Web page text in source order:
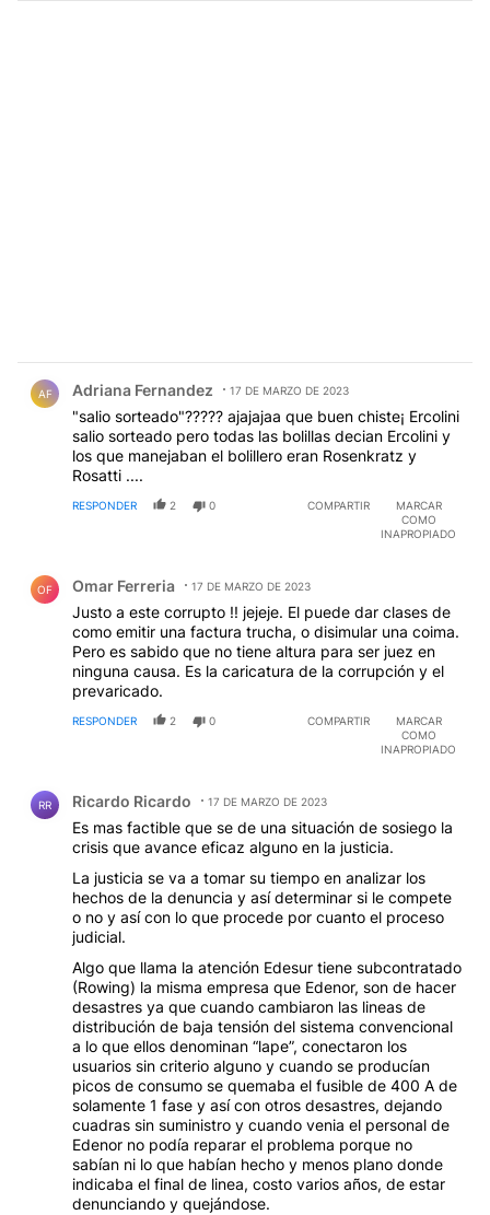
AF Adriana Fernandez 17 DE MARZO DE 2023
"salio sorteado"????? ajajajaa que buen chiste¡ Ercolini
salio sorteado pero todas las bolillas decian Ercolini y
los que manejaban el bolillero eran Rosenkratz y
Rosatti ....
RESPONDER 2 0 COMPARTIR
MARCAR
COMO
INAPROPIADO
OF Omar Ferreria 17 DE MARZO DE 2023
Justo a este corrupto !! jejeje. El puede dar clases de
como emitir una factura trucha, o disimular una coima.
Pero es sabido que no tiene altura para ser juez en
ninguna causa. Es la caricatura de la corrupción y el
prevaricado.
RESPONDER 2 0 COMPARTIR
MARCAR
COMO
INAPROPIADO
RR Ricardo Ricardo 17 DE MARZO DE 2023
Es mas factible que se de una situación de sosiego la
crisis que avance eficaz alguno en la justicia.
La justicia se va a tomar su tiempo en analizar los
hechos de la denuncia y así determinar si le compete
o no y así con lo que procede por cuanto el proceso
judicial.
Algo que llama la atención Edesur tiene subcontratado
(Rowing) la misma empresa que Edenor, son de hacer
desastres ya que cuando cambiaron las lineas de
distribución de baja tensión del sistema convencional
a lo que ellos denominan “lape”, conectaron los
usuarios sin criterio alguno y cuando se producían
picos de consumo se quemaba el fusible de 400 A de
solamente 1 fase y así con otros desastres, dejando
cuadras sin suministro y cuando venia el personal de
Edenor no podía reparar el problema porque no
sabían ni lo que habían hecho y menos plano donde
indicaba el final de linea, costo varios años, de estar
denunciando y quejándose.